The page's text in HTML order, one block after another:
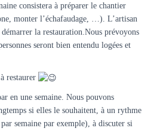
consistera à préparer le chantier
monter l’échafaudage, …). L’artisan
la restauration.Nous prévoyons
seront bien entendu logées et
restaurer
en une semaine. Nous pouvons
si elles le souhaitent, à un rythme
semaine par exemple), à discuter si